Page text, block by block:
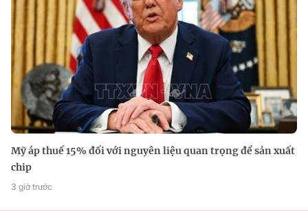
Mỹ áp thuế 15% đối với nguyên liệu quan trọng để sản xuất
chip
3 giờ trước